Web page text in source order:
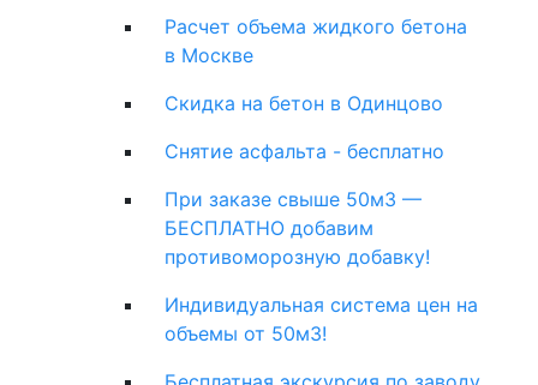
Расчет объема жидкого бетона
в Москве
Скидка на бетон в Одинцово
Снятие асфальта - бесплатно
При заказе свыше 50м3 —
БЕСПЛАТНО добавим
противоморозную добавку!
Индивидуальная система цен на
объемы от 50м3!